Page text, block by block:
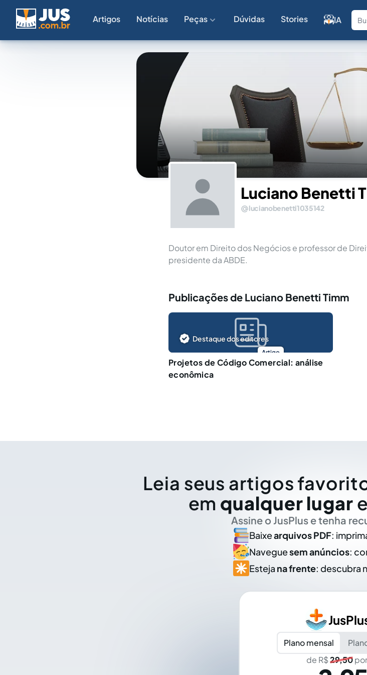
Artigos Notícias Peças Dúvidas Stories IA
Luciano Benetti
lucianobenetti1035142
Doutor em Direito dos Negócios e professor de
presidente da ABDE.
Publicações de Luciano Benetti Timm
Artigo
Destaque dos editores
Projetos de Código Comercial: análise
econômica
Leia seus artigos
em qualquer lugar e
Assine o JusPlus e tenha
Baixearquivos PDF:
Naveguesem anúncios:
Esteja na frente: descubra
Plano mensal
de R$29,50por